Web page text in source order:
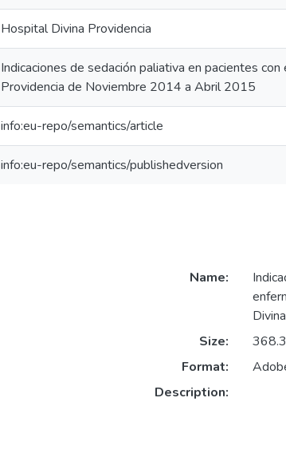
Hospital Divina Providencia
Indicaciones de sedación paliativa en pacientes
Providencia de Noviembre 2014 a Abril 2015
info:eu-repo/semantics/article
info:eu-repo/semantics/publishedversion
Name:
Size:
Format:
Description: